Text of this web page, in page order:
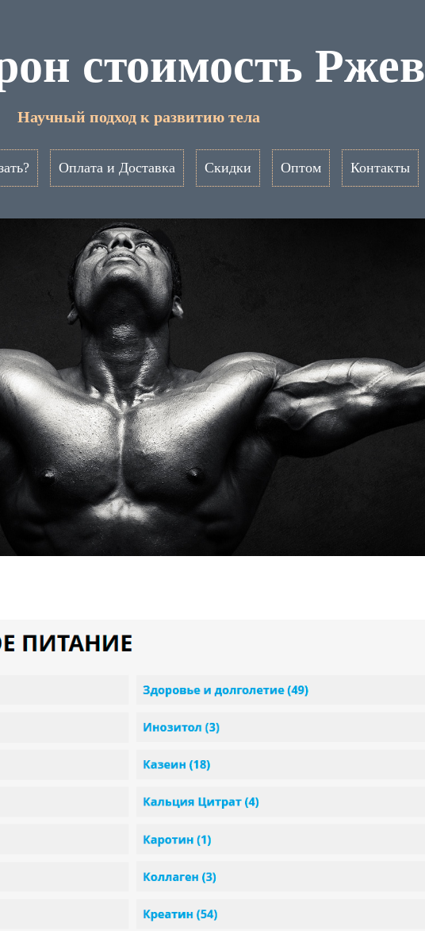
стоимость Ржев
Научный подход к развитию тела
Оплата и Доставка Скидки Оптом Контакты